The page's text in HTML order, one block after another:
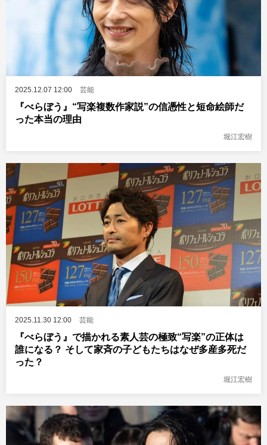
2025.12.07 12:00 芸能
『べらぼう』“写楽複数作家説”の信憑性と短命絵師だ
った本当の理由
堀江宏樹
2025.11.30 12:00 芸能
『べらぼう』で描かれる素人芸の極致“写楽”の正体は
誰になる？ そして家斉の子どもたちはなぜ多産多死だ
った？
堀江宏樹